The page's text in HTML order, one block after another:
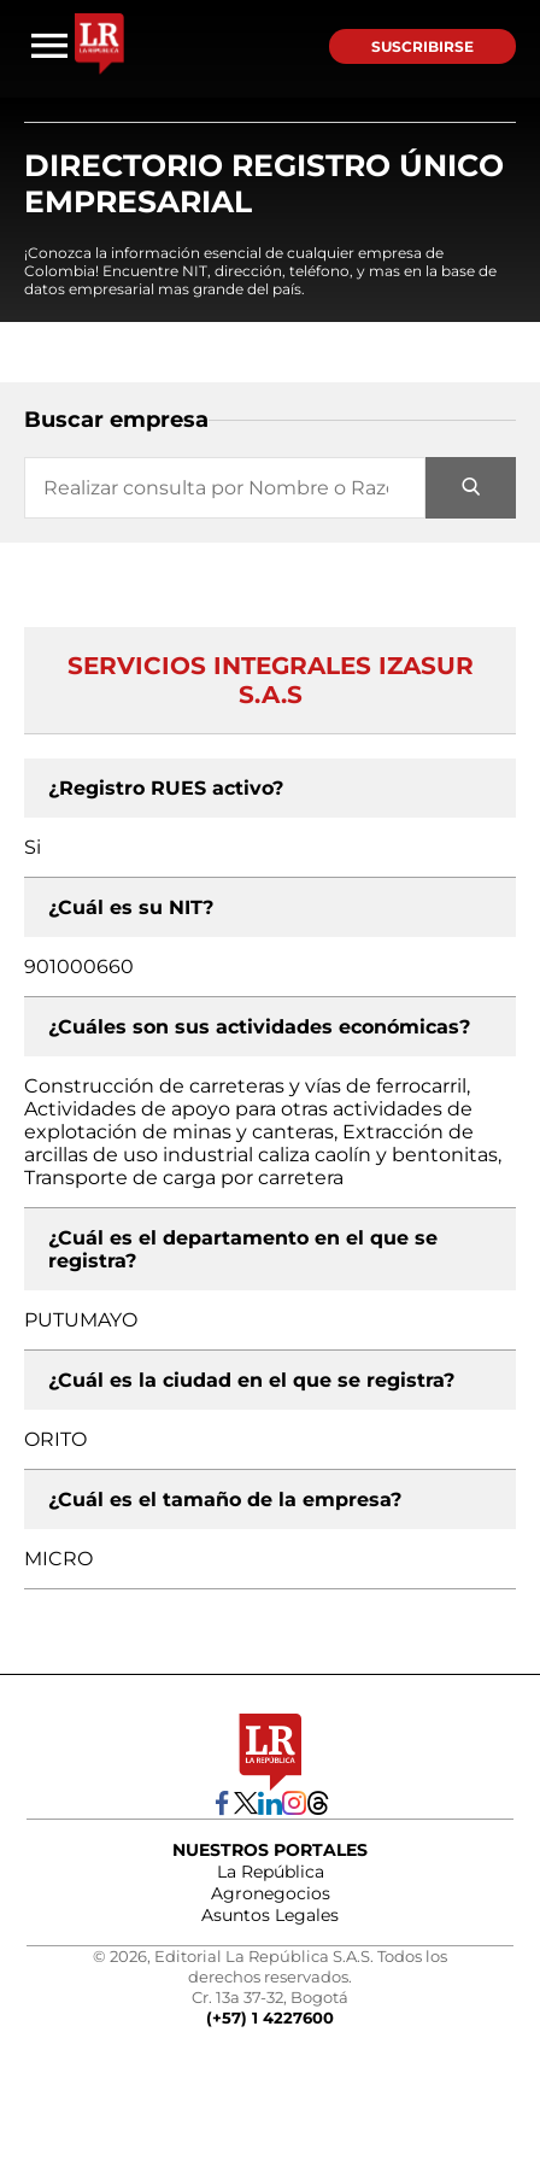
SUSCRIBIRSE
DIRECTORIO REGISTRO ÚNICO
EMPRESARIAL
¡Conozca la información esencial de cualquier empresa de
Colombia! Encuentre NIT, dirección, teléfono, y mas en la base de
datos empresarial mas grande del país.
Buscar empresa
SERVICIOS INTEGRALES IZASUR
S.A.S
¿Registro RUES activo?
Si
¿Cuál es su NIT?
901000660
¿Cuáles son sus actividades económicas?
Construcción de carreteras y vías de ferrocarril,
Actividades de apoyo para otras actividades de
explotación de minas y canteras, Extracción de
arcillas de uso industrial caliza caolín y bentonitas,
Transporte de carga por carretera
¿Cuál es el departamento en el que se
registra?
PUTUMAYO
¿Cuál es la ciudad en el que se registra?
ORITO
¿Cuál es el tamaño de la empresa?
MICRO
NUESTROS PORTALES
La República
Agronegocios
Asuntos Legales
© 2026, Editorial La República S.A.S. Todos los
derechos reservados.
Cr. 13a 37-32, Bogotá
(+57) 1 4227600